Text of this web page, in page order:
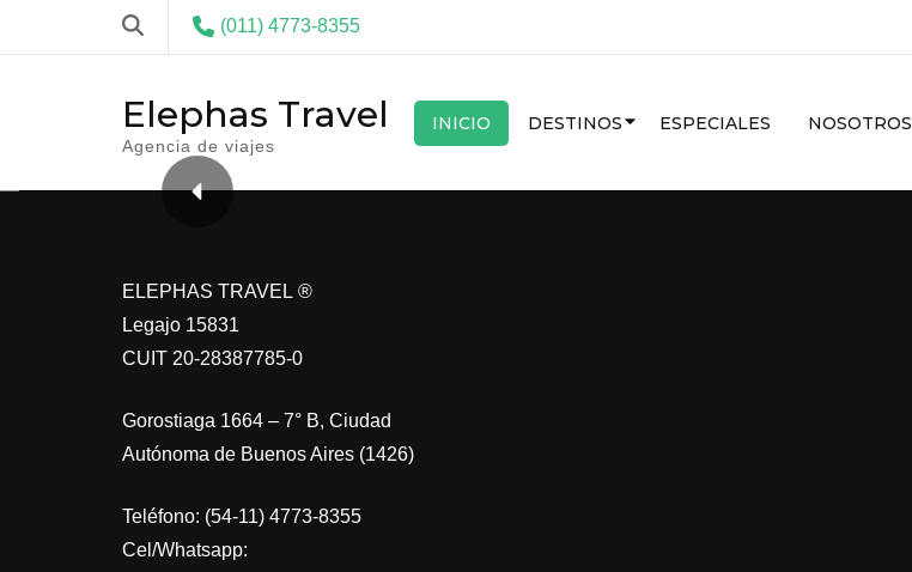
(011) 4773-8355
Elephas Travel
Agencia de viajes
INICIO DESTINOS ESPECIALES NOSOTROS
CARIBE
ELEPHAS TRAVEL ®
Legajo 15831
CUIT 20-28387785-0
Gorostiaga 1664 – 7° B, Ciudad
Autónoma de Buenos Aires (1426)
Teléfono: (54-11) 4773-8355
Cel/Whatsapp: